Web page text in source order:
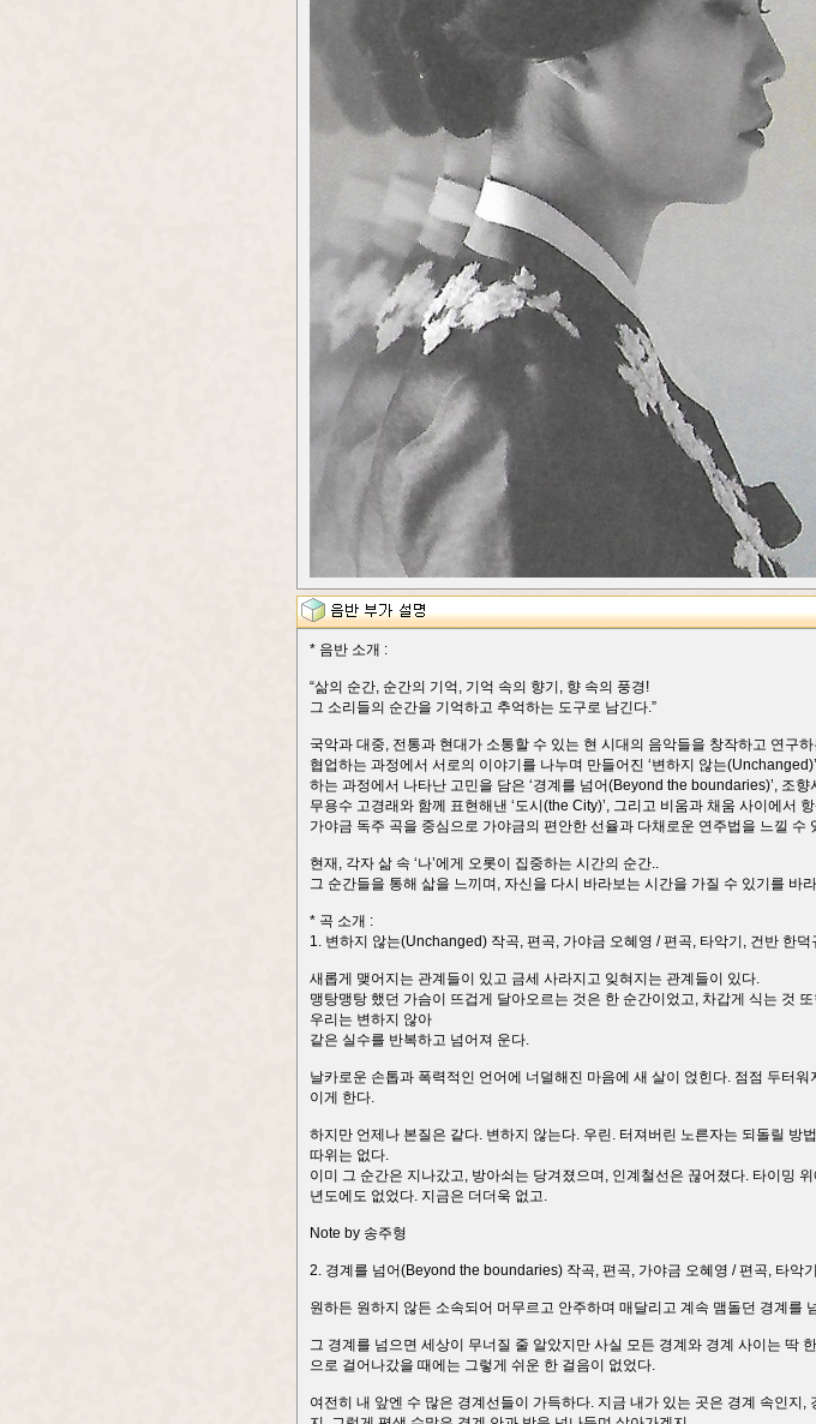
* 음반 소개 :
“삶의 순간, 순간의 기억, 기억 속의 향기, 향 속의 풍경!
그 소리들의 순간을 기억하고 추억하는 도구로 남긴다.”
국악과 대중, 전통과 현대가 소통할 수 있는 현 시대의 음악들을 창작하고 연구
협업하는 과정에서 서로의 이야기를 나누며 만들어진 ‘변하지 않는
하는 과정에서 나타난 고민을 담은 ‘경계를 넘어(Beyond the boundaries)’, 조
무용수 고경래와 함께 표현해낸 ‘도시(the City)’, 그리고 비움과 채움 사이에서
가야금 독주 곡을 중심으로 가야금의 편안한 선율과 다채로운 연주법을 느낄 수
현재, 각자 삶 속 ‘나’에게 오롯이 집중하는 시간의 순간..
그 순간들을 통해 삷을 느끼며, 자신을 다시 바라보는 시간을 가질 수 있기를 바
* 곡 소개 :
1. 변하지 않는(Unchanged) 작곡, 편곡, 가야금 오혜영 / 편곡, 타악기, 건반 한덕
새롭게 맺어지는 관계들이 있고 금세 사라지고 잊혀지는 관계들이 있다.
맹탕맹탕 했던 가슴이 뜨겁게 달아오르는 것은 한 순간이었고, 차갑게 식는 것
우리는 변하지 않아
같은 실수를 반복하고 넘어져 운다.
날카로운 손톱과 폭력적인 언어에 너덜해진 마음에 새 살이 얹힌다. 점점 두터
이게 한다.
하지만 언제나 본질은 같다. 변하지 않는다. 우린. 터져버린 노른자는 되돌릴
따위는 없다.
이미 그 순간은 지나갔고, 방아쇠는 당겨졌으며, 인계철선은 끊어졌다. 타이밍
년도에도 없었다. 지금은 더더욱 없고.
Note by 송주형
2. 경계를 넘어(Beyond the boundaries) 작곡, 편곡, 가야금 오혜영 / 편곡, 타악
원하든 원하지 않든 소속되어 머무르고 안주하며 매달리고 계속 맴돌던 경계를
그 경계를 넘으면 세상이 무너질 줄 알았지만 사실 모든 경계와 경계 사이는 딱
으로 걸어나갔을 때에는 그렇게 쉬운 한 걸음이 없었다.
여전히 내 앞엔 수 많은 경계선들이 가득하다. 지금 내가 있는 곳은 경계 속인